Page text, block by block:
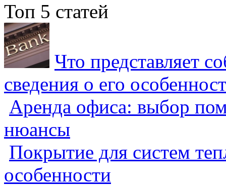
Топ 5 статей
Что представляет
сведения о его
Аренда офиса: выбор
нюансы
Покрытие для систем
особенности